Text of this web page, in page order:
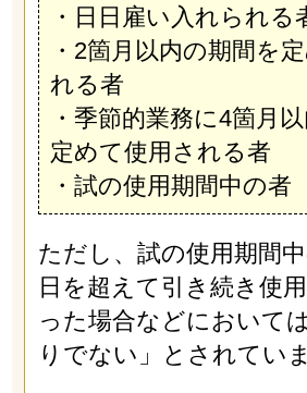
・日日雇い入れられる
・2箇月以内の期間を
れる者
・季節的業務に4箇月
定めて使用される者
・試の使用期間中の者
ただし、試の使用期間
日を超えて引き続き使
った場合などにおいて
りでない」とされていま